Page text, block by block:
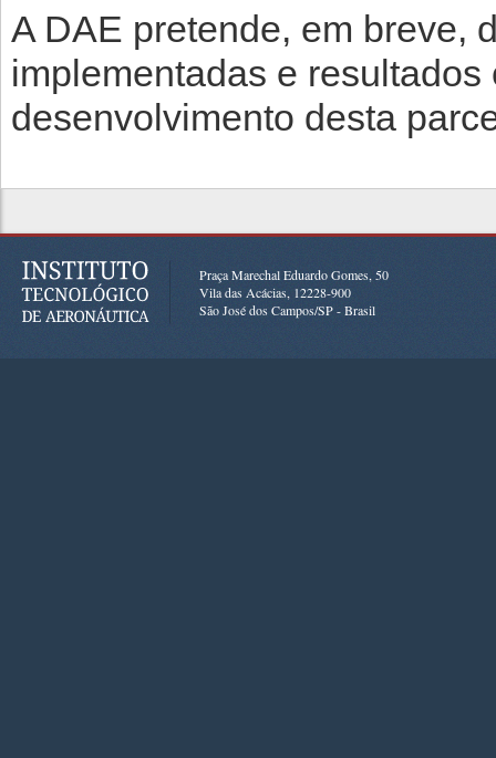
A DAE pretende, em breve,
implementadas e
desenvolvimento desta
Praça Marechal Eduardo Gomes, 50
Vila das Acácias, 12228-900
São José dos Campos/SP - Brasil